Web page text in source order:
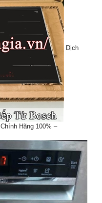
Dịch
Hãng 100% –